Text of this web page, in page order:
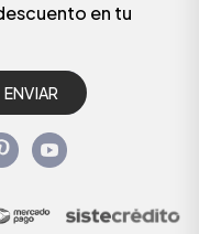
en tu
ENVIAR